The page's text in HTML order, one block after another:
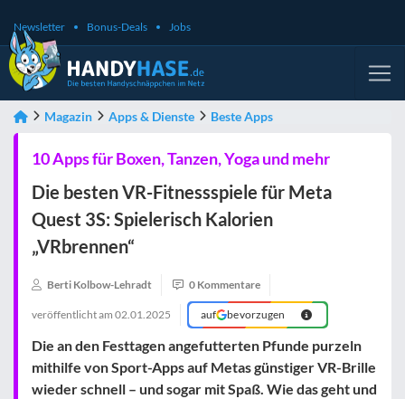
Newsletter Bonus-Deals Jobs
Magazin Apps & Dienste Beste Apps
10 Apps für Boxen, Tanzen, Yoga und mehr
Die besten VR-Fitnessspiele für Meta
Quest 3S: Spielerisch Kalorien
„VRbrennen“
Berti Kolbow-Lehradt 0 Kommentare
veröffentlicht am 02.01.2025 auf bevorzugen
Die an den Festtagen angefutterten Pfunde purzeln
mithilfe von Sport-Apps auf Metas günstiger VR-Brille
wieder schnell – und sogar mit Spaß. Wie das geht und